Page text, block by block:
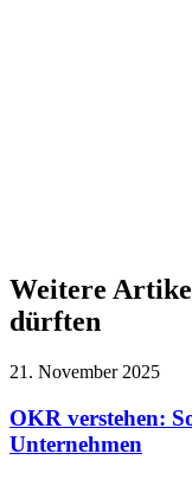
Weitere
dürften
21. November 2025
OKR verstehen:
Unternehmen